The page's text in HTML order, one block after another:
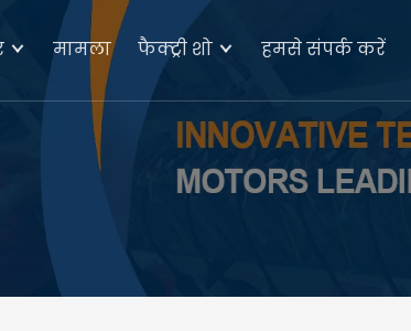
मामला फैक्ट्री शो हमसे संपर्क करें